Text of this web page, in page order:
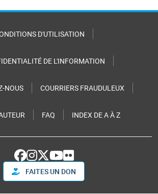
D'UTILISATION
DE L'INFORMATION
NOUS COURRIERS FRAUDULEUX
FAQ INDEX DE A À Z
FAITES UN DON